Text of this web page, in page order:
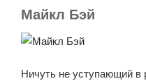
Майкл Бэй
Ничуть не уступающий в